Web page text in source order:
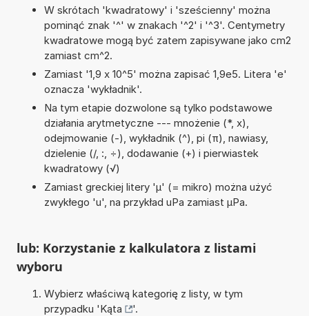
W skrótach 'kwadratowy' i 'sześcienny' można
pominąć znak '^' w znakach '^2' i '^3'. Centymetry
kwadratowe mogą być zatem zapisywane jako cm2
zamiast cm^2.
Zamiast '1,9 x 10^5' można zapisać 1,9e5. Litera 'e'
oznacza 'wykładnik'.
Na tym etapie dozwolone są tylko podstawowe
działania arytmetyczne --- mnożenie (*, x),
odejmowanie (-), wykładnik (^), pi (π), nawiasy,
dzielenie (/, :, ÷), dodawanie (+) i pierwiastek
kwadratowy (√)
Zamiast greckiej litery 'µ' (= mikro) można użyć
zwykłego 'u', na przykład uPa zamiast µPa.
lub: Korzystanie z kalkulatora z listami
wyboru
Wybierz właściwą kategorię z listy, w tym
przypadku 'Kąta
'.